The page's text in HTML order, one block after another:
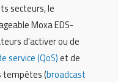
secteurs, le
Moxa EDS-
d’activer ou de
service (QoS)et de
tempêtes (broadcast